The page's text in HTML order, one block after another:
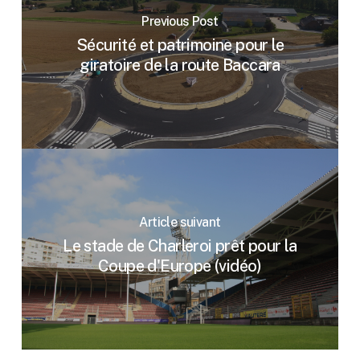
Previous Post
Sécurité et patrimoine pour le
giratoire de la route Baccara
Article suivant
Le stade de Charleroi prêt pour la
Coupe d'Europe (vidéo)